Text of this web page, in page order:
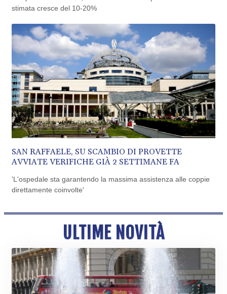
CVE 110.26363
CZK 24.258158
DJF 205.267449
DKK 7.477932
DOP 67.289164
DZD 152.967099
EGP 57.293288
ERN 17.342035
ETB 186.049588
FJD 2.553384
GBP 0.856968
GEL 3.017966
GGP 0.8566
10123.874202
GYD 241.157003
HKD 9.067746
HNL 30.895616
HRK 7.536622
stimata cresce del 10-20%
SAN RAFFAELE, SU SCAMBIO DI PROVETTE
AVVIATE VERIFICHE GIÀ 2 SETTIMANE FA
'L'ospedale sta garantendo la massima assistenza alle coppie
direttamente coinvolte'
ULTIME NOVITÀ